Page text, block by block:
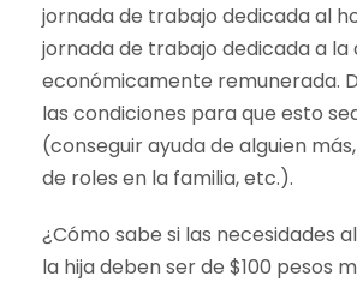
jornada de trabajo dedicada al
jornada de trabajo dedicada a la
económicamente remunerada.
las condiciones para que esto
(conseguir ayuda de alguien
de roles en la familia, etc.).
¿Cómo sabe si las necesidades
la hija deben ser de $100 pesos